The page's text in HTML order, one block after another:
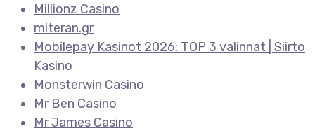
Millionz Casino
miteran.gr
Mobilepay Kasinot 2026: TOP 3 valinnat | Siirto
Kasino
Monsterwin Casino
Mr Ben Casino
Mr James Casino